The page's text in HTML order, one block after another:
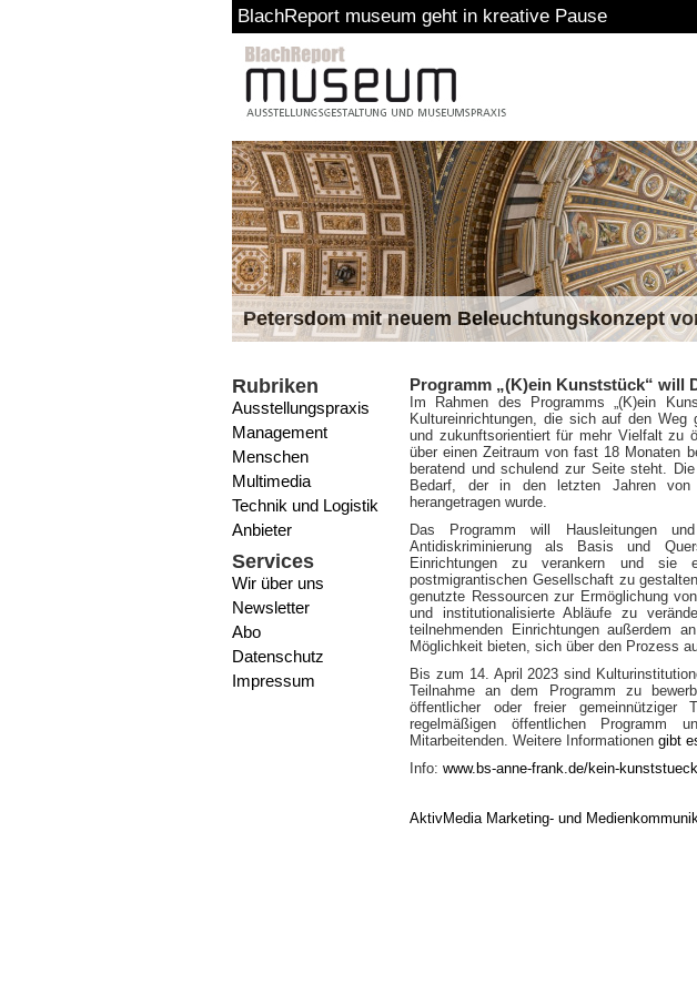
BlachReport museum geht in kreative Pause
Petersdom mit neuem Beleuchtungskonzept
Rubriken
Ausstellungspraxis
Management
Menschen
Multimedia
Technik und Logistik
Anbieter
Services
Wir über uns
Newsletter
Abo
Datenschutz
Impressum
Programm „(K)ein Kunststück“ will
Im Rahmen des Programms „(K)ein
Kultureinrichtungen, die sich auf den Weg
und zukunftsorientiert für mehr Vielfalt zu
über einen Zeitraum von fast 18 Monaten
beratend und schulend zur Seite steht.
Bedarf, der in den letzten Jahren von
herangetragen wurde.
Das Programm will Hausleitungen
Antidiskriminierung als Basis und
Einrichtungen zu verankern und sie
postmigrantischen Gesellschaft zu
genutzte Ressourcen zur Ermöglichung
und institutionalisierte Abläufe zu
teilnehmenden Einrichtungen außerdem
Möglichkeit bieten, sich über den Prozess
Bis zum 14. April 2023 sind
Teilnahme an dem Programm zu
öffentlicher oder freier gemeinnütziger
regelmäßigen öffentlichen
Mitarbeitenden. Weitere Informationen gibt
Info: www.bs-anne-frank.de/kein-kunststueck
AktivMedia Marketing- und